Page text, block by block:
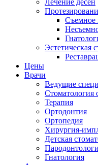
Съемное
Эстетическая
Цены
Врачи
Ведущие
Стоматология
Терапия
Ортодонтия
Ортопедия
Хирургия-
Детская
Гнатология